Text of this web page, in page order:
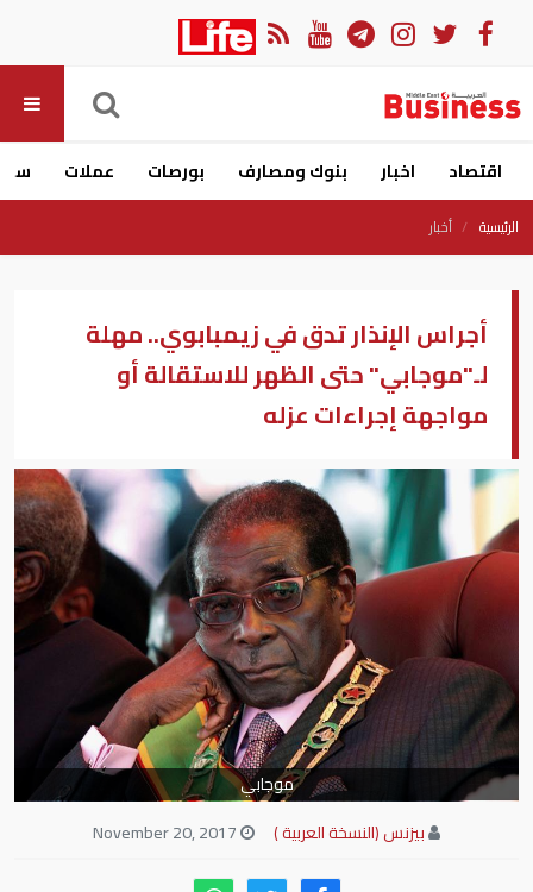
اقتصاد اخبار بنوك ومصارف بورصات عملات
الرئيسية أخبار
أجراس الإنذار تدق في زيمبابوي.. مهلة
لـ"موجابي" حتى الظهر للاستقالة أو
مواجهة إجراءات عزله
موجابي
بيزنس (النسخة العربية )